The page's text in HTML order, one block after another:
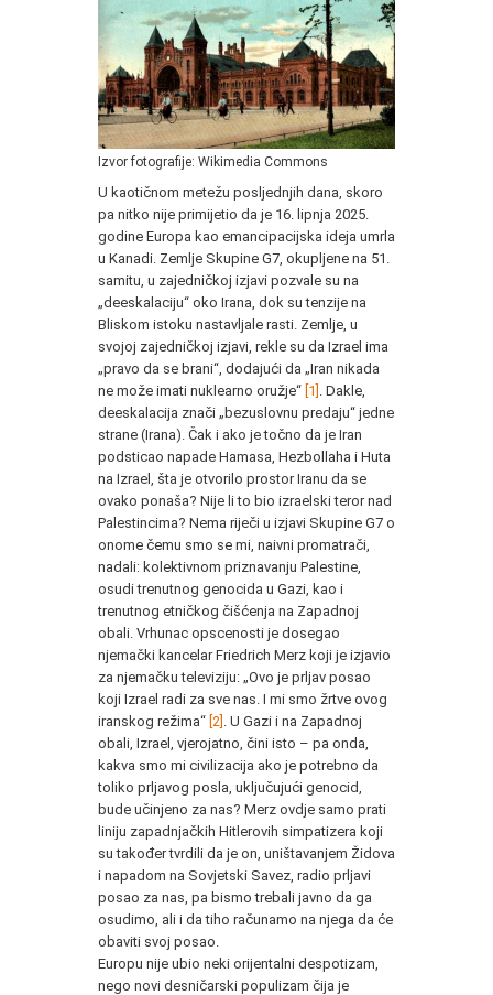
Izvor fotografije: Wikimedia Commons
U kaotičnom metežu posljednjih dana, skoro
pa nitko nije primijetio da je 16. lipnja 2025.
godine Europa kao emancipacijska ideja umrla
u Kanadi. Zemlje Skupine G7, okupljene na 51.
samitu, u zajedničkoj izjavi pozvale su na
„deeskalaciju“ oko Irana, dok su tenzije na
Bliskom istoku nastavljale rasti. Zemlje, u
svojoj zajedničkoj izjavi, rekle su da Izrael ima
„pravo da se brani“, dodajući da „Iran nikada
ne može imati nuklearno oružje“ [1]
. Dakle,
deeskalacija znači „bezuslovnu predaju“ jedne
strane (Irana). Čak i ako je točno da je Iran
podsticao napade Hamasa, Hezbollaha i Huta
na Izrael, šta je otvorilo prostor Iranu da se
ovako ponaša? Nije li to bio izraelski teror nad
Palestincima? Nema riječi u izjavi Skupine G7 o
onome čemu smo se mi, naivni promatrači,
nadali: kolektivnom priznavanju Palestine,
osudi trenutnog genocida u Gazi, kao i
trenutnog etničkog čišćenja na Zapadnoj
obali. Vrhunac opscenosti je dosegao
njemački kancelar Friedrich Merz koji je izjavio
za njemačku televiziju: „Ovo je prljav posao
koji Izrael radi za sve nas. I mi smo žrtve ovog
iranskog režima“ [2]
. U Gazi i na Zapadnoj
obali, Izrael, vjerojatno, čini isto – pa onda,
kakva smo mi civilizacija ako je potrebno da
toliko prljavog posla, uključujući genocid,
bude učinjeno za nas? Merz ovdje samo prati
liniju zapadnjačkih Hitlerovih simpatizera koji
su također tvrdili da je on, uništavanjem Židova
i napadom na Sovjetski Savez, radio prljavi
posao za nas, pa bismo trebali javno da ga
osudimo, ali i da tiho računamo na njega da će
obaviti svoj posao.
Europu nije ubio neki orijentalni despotizam,
nego novi desničarski populizam čija je